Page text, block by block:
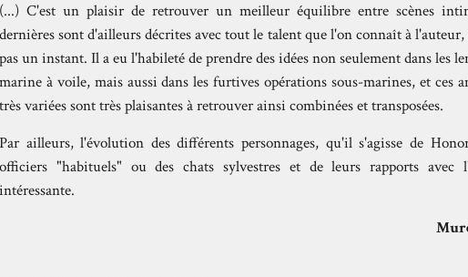
(...) C'est un plaisir de retrouver un meilleur équilibre entre scènes
dernières sont d'ailleurs décrites avec tout le talent que l'on connaît à
pas un instant. Il a eu l'habileté de prendre des idées non seulement dans les
marine à voile, mais aussi dans les furtives opérations sous-marines, et ces
très variées sont très plaisantes à retrouver ainsi combinées et transposées.
Par ailleurs, l'évolution des différents personnages, qu'il s'agisse de
officiers "habituels" ou des chats sylvestres et de leurs rapports avec
intéressante.